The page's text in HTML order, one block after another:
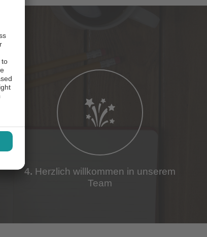
4. Herzlich willkommen in unserem
Team